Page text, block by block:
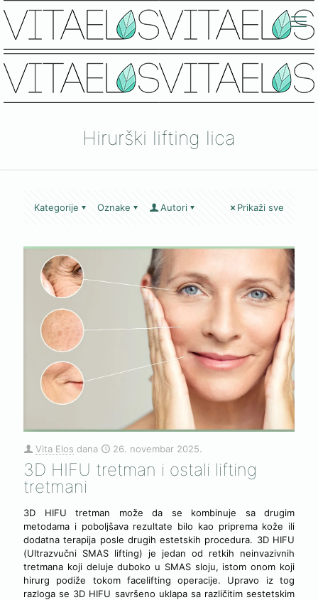
Hirurški lifting lica
Kategorije Oznake Autori Prikaži sve
Vita Elos dana 26. novembar 2025.
3D HIFU tretman i ostali lifting
tretmani
3D HIFU tretman može da se kombinuje sa drugim
metodama i poboljšava rezultate bilo kao priprema kože ili
dodatna terapija posle drugih estetskih procedura. 3D HIFU
(Ultrazvučni SMAS lifting) je jedan od retkih neinvazivnih
tretmana koji deluje duboko u SMAS sloju, istom onom koji
hirurg podiže tokom facelifting operacije. Upravo iz tog
razloga se 3D HIFU savršeno uklapa sa različitim sestetskim